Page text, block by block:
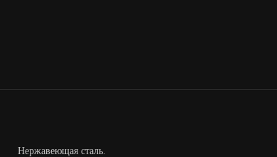
Нержавеющая сталь.